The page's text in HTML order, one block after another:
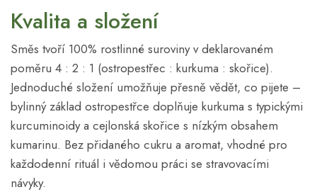
Kvalita a složení
Směs tvoří 100% rostlinné suroviny v deklarovaném
poměru 4 : 2 : 1 (ostropestřec : kurkuma : skořice).
Jednoduché složení umožňuje přesně vědět, co pijete –
bylinný základ ostropestřce doplňuje kurkuma s typickými
kurcuminoidy a cejlonská skořice s nízkým obsahem
kumarinu. Bez přidaného cukru a aromat, vhodné pro
každodenní rituál i vědomou práci se stravovacími
návyky.